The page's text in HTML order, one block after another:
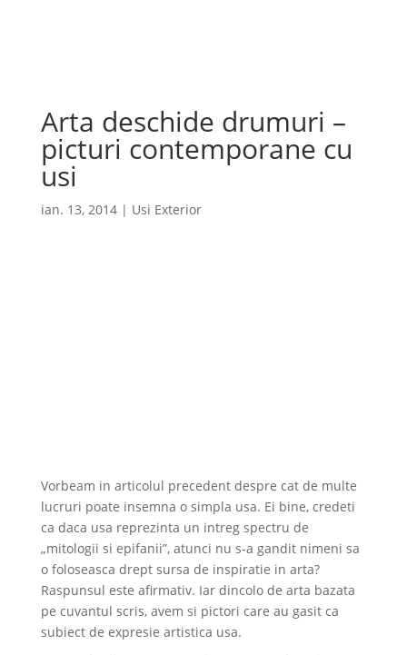
Arta deschide drumuri –
picturi contemporane cu
usi
ian. 13, 2014| Usi Exterior
Vorbeam in articolul precedent despre cat de multe
lucruri poate insemna o simpla usa. Ei bine, credeti
ca daca usa reprezinta un intreg spectru de
„mitologii si epifanii”, atunci nu s-a gandit nimeni sa
o foloseasca drept sursa de inspiratie in arta?
Raspunsul este afirmativ. Iar dincolo de arta bazata
pe cuvantul scris, avem si pictori care au gasit ca
subiect de expresie artistica usa.